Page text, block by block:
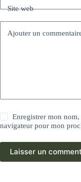
Site web
Ajouter un
Enregistrer mon
navigateur pour mon
Laisser un